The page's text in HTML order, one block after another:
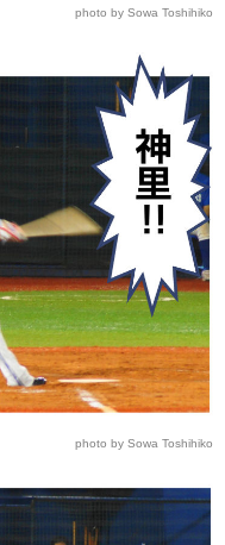
photo by Sowa Toshihiko
photo by Sowa Toshihiko